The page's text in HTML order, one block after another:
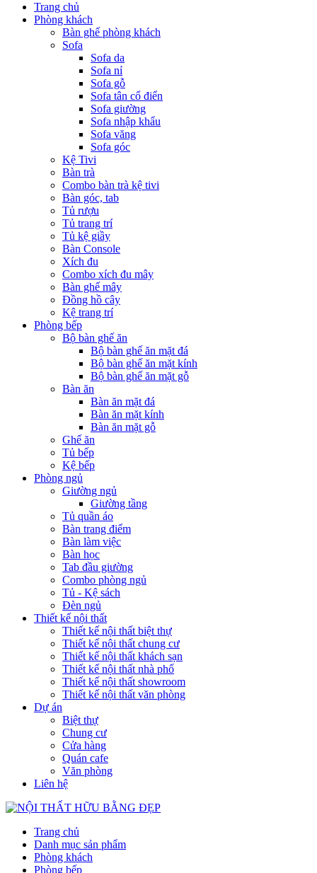
Trang chủ
Phòng khách
Bàn ghế phòng khách
Sofa
Sofa da
Sofa nỉ
Sofa gỗ
Sofa tân cổ điển
Sofa giường
Sofa nhập khẩu
Sofa văng
Sofa góc
Kệ Tivi
Bàn trà
Combo bàn trà kệ tivi
Bàn góc, tab
Tủ rượu
Tủ trang trí
Tủ kệ giầy
Bàn Console
Xích đu
Combo xích đu mây
Bàn ghế mây
Đồng hồ cây
Kệ trang trí
Phòng bếp
Bộ bàn ghế ăn
Bộ bàn ghế ăn mặt đá
Bộ bàn ghế ăn mặt kính
Bộ bàn ghế ăn mặt gỗ
Bàn ăn
Bàn ăn mặt đá
Bàn ăn mặt kính
Bàn ăn mặt gỗ
Ghế ăn
Tủ bếp
Kệ bếp
Phòng ngủ
Giường ngủ
Giường tầng
Tủ quần áo
Bàn trang điểm
Bàn làm việc
Bàn học
Tab đầu giường
Combo phòng ngủ
Tủ - Kệ sách
Đèn ngủ
Thiết kế nội thất
Thiết kế nội thất biệt thự
Thiết kế nội thất chung cư
Thiết kế nội thất khách sạn
Thiết kế nội thất nhà phố
Thiết kế nội thất showroom
Thiết kế nội thất văn phòng
Dự án
Biệt thự
Chung cư
Cửa hàng
Quán cafe
Văn phòng
Liên hệ
Trang chủ
Danh mục sản phẩm
Phòng khách
Phòng bếp